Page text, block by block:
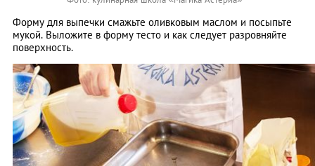
Форму для выпечки смажьте оливковым маслом и посыпьте
мукой. Выложите в форму тесто и как следует разровняйте
поверхность.